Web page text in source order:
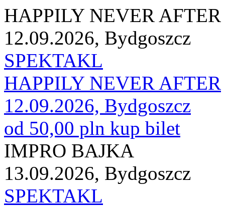
HAPPILY NEVER AFTER
12.09.2026, Bydgoszcz
SPEKTAKL
HAPPILY NEVER AFTER
12.09.2026, Bydgoszcz
od 50,00 pln kup bilet
IMPRO BAJKA
13.09.2026, Bydgoszcz
SPEKTAKL